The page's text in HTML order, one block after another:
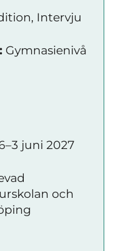
Intervju
Gymnasienivå
juni 2027
och